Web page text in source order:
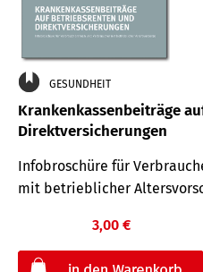
GESUNDHEIT
Krankenkassenbeiträge
Direktversicherungen
Infobroschüre für
mit betrieblicher
3,00 €